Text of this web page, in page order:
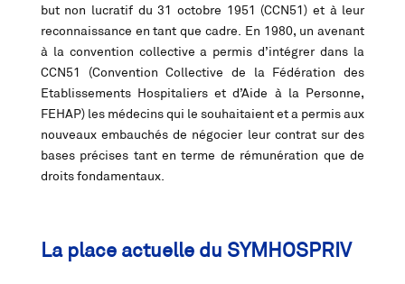
but non lucratif du 31 octobre 1951 (CCN51) et à leur
reconnaissance en tant que cadre. En 1980, un avenant
à la convention collective a permis d’intégrer dans la
CCN51 (Convention Collective de la Fédération des
Etablissements Hospitaliers et d’Aide à la Personne,
FEHAP) les médecins qui le souhaitaient et a permis aux
nouveaux embauchés de négocier leur contrat sur des
bases précises tant en terme de rémunération que de
droits fondamentaux.
La place actuelle du SYMHOSPRIV